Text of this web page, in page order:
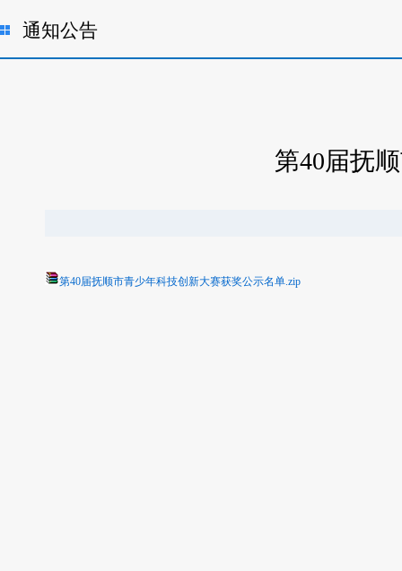
通知公告
第40届抚
第40届抚顺市青少年科技创新大赛获奖公示名单.zip